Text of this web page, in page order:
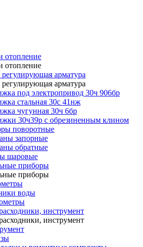
отопление
отопление
арматура
арматура
под электропривод 30ч 906бр
стальная 30с 41нж
чугунная 30ч 6бр
30ч39р с обрезиненным клином
поворотные
запорные
обратные
шаровые
приборы
приборы
воды
инструмент
инструмент